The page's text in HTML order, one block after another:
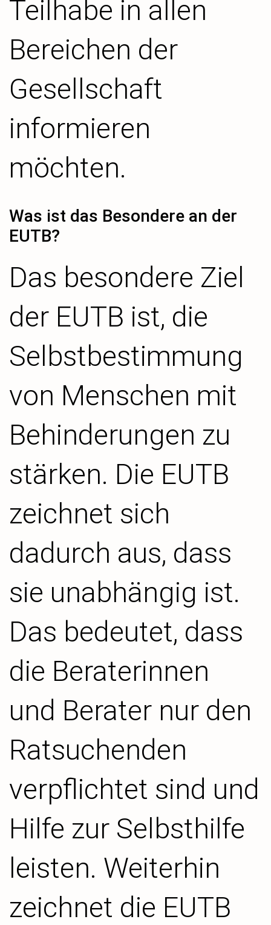
Teilhabe in allen
Bereichen der
Gesellschaft
informieren
möchten.
Was ist das Besondere an der
EUTB?
Das besondere Ziel
der EUTB ist, die
Selbstbestimmung
von Menschen mit
Behinderungen zu
stärken. Die EUTB
zeichnet sich
dadurch aus, dass
sie unabhängig ist.
Das bedeutet, dass
die Beraterinnen
und Berater nur den
Ratsuchenden
verpflichtet sind und
Hilfe zur Selbsthilfe
leisten. Weiterhin
zeichnet die EUTB